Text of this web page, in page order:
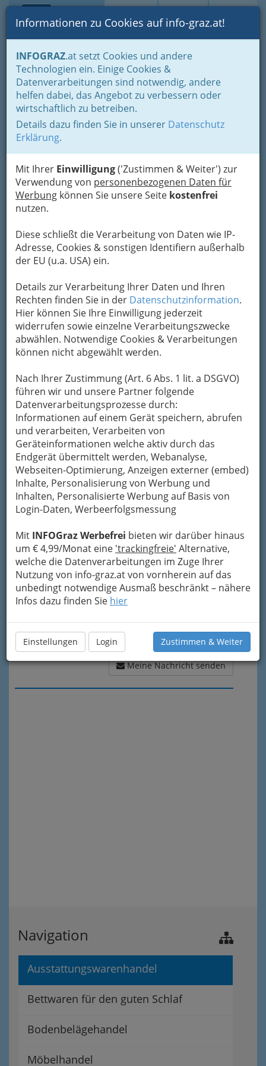
Suche Login Toggle
Informationen zu Cookies auf info-graz.at!
INFOGRAZ.at setzt Cookies und andere
Technologien ein. Einige Cookies &
Datenverarbeitungen sind notwendig, andere
helfen dabei, das Angebot zu verbessern oder
wirtschaftlich zu betreiben.
Details dazu finden Sie in unserer Datenschutz
Erklärung.
Mit Ihrer Einwilligung('Zustimmen & Weiter') zur
Verwendung von personenbezogenen Daten für
Werbung können Sie unsere Seite kostenfrei
nutzen.
Diese schließt die Verarbeitung von Daten wie IP-
Adresse, Cookies & sonstigen Identifiern außerhalb
der EU (u.a. USA) ein.
Details zur Verarbeitung Ihrer Daten und Ihren
Rechten finden Sie in der Datenschutzinformation.
Hier können Sie Ihre Einwilligung jederzeit
widerrufen sowie einzelne Verarbeitungszwecke
abwählen. Notwendige Cookies & Verarbeitungen
können nicht abgewählt werden.
Nach Ihrer Zustimmung (Art. 6 Abs. 1 lit. a DSGVO)
führen wir und unsere Partner folgende
Datenverarbeitungsprozesse durch:
Informationen auf einem Gerät speichern, abrufen
und verarbeiten, Verarbeiten von
Geräteinformationen welche aktiv durch das
Endgerät übermittelt werden, Webanalyse,
Webseiten-Optimierung, Anzeigen externer (embed)
Inhalte, Personalisierung von Werbung und
Inhalten, Personalisierte Werbung auf Basis von
Login-Daten, Werbeerfolgsmessung
Mit INFOGraz Werbefrei bieten wir darüber hinaus
um € 4,99/Monat eine 'trackingfreie' Alternative,
welche die Datenverarbeitungen im Zuge Ihrer
Nutzung von info-graz.at von vornherein auf das
unbedingt notwendige Ausmaß beschränkt – nähere
Infos dazu finden Sie hier
Einstellungen Login Zustimmen & Weiter
Home Branchen
Einkaufen & Schenken - der Handel
Der Handel nach WKO-Gliederung
Einrichtungsfachhandel - Möbelhandel
Ausstattungswarenhandel
Gerhard Günther Schranzer
Mariahilferplatz 5, 8020 Graz
+43 316 776 491
+43 316 776 497
Karte
Karte anzeigen
Kontaktaufnahme
Um die Info-Graz Firmen vor Spam-Mails zu
bewahren, verwenden wir an dieser Stelle zur
Übermittlung Ihrer Nachricht ein sicheres
Formular. Ihre Nachricht wird nach dem
Absenden umgehend per Mail an das
Unternehmen Gerhard Günther Schranzer
Mein Name
Meine Email Adresse
Mein Betreff
Meine Nachricht senden
Navigation
Ausstattungswarenhandel
Bettwaren für den guten Schlaf
Bodenbelägehandel
Möbelhandel